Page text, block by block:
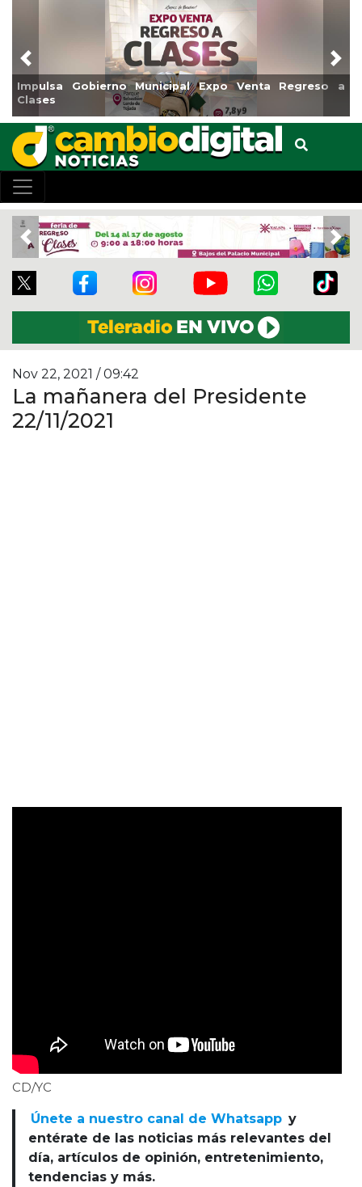
Impulsa Gobierno Municipal Expo Venta Regreso a
Clases
Previous
Previous
Nov 22, 2021 / 09:42
La mañanera del Presidente
22/11/2021
CD/YC
Únete a nuestro canal de Whatsapp y
entérate de las noticias más relevantes del
día, artículos de opinión, entretenimiento,
tendencias y más.